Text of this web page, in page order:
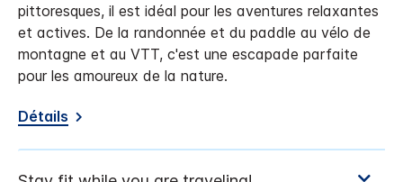
pittoresques, il est idéal pour les aventures relaxantes
et actives. De la randonnée et du paddle au vélo de
montagne et au VTT, c'est une escapade parfaite
pour les amoureux de la nature.
Détails